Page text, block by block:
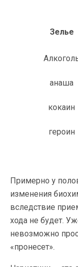
Зелье
анаша
кокаин
героин
Примерно у
изменения
вследствие
хода не будет.
невозможно
«пронесет».